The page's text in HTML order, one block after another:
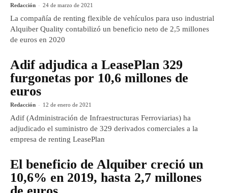
Redacción - 24 de marzo de 2021
La compañía de renting flexible de vehículos para uso industrial
Alquiber Quality contabilizó un beneficio neto de 2,5 millones
de euros en 2020
Adif adjudica a LeasePlan 329
furgonetas por 10,6 millones de
euros
Redacción - 12 de enero de 2021
Adif (Administración de Infraestructuras Ferroviarias) ha
adjudicado el suministro de 329 derivados comerciales a la
empresa de renting LeasePlan
El beneficio de Alquiber creció un
10,6% en 2019, hasta 2,7 millones